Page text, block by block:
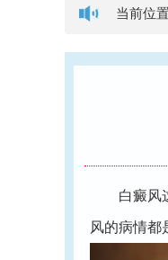
当前位
白癜风这
风的病情都